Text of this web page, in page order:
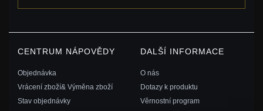
CENTRUM NÁPOVĚDY
Objednávka
Vrácení zboží& Výměna zboží
Stav objednávky
DALŠÍ INFORMACE
O nás
Dotazy k produktu
Věrnostní program